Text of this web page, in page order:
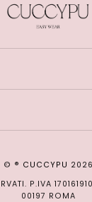
© ® CUCCYPU 2026
P.IVA
00197 ROMA